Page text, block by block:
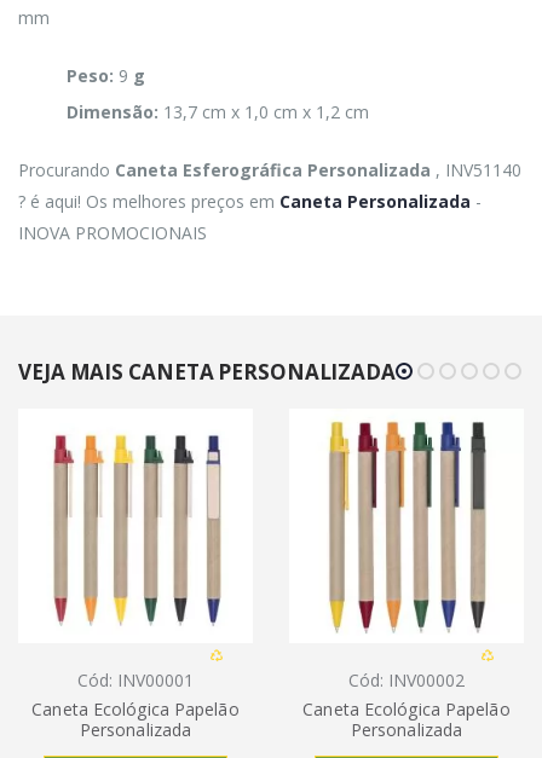
mm
Peso: 9 g
Dimensão: 13,7 cm x 1,0 cm x 1,2 cm
Procurando Caneta Esferográfica Personalizada , INV51140
? é aqui! Os melhores preços em Caneta Personalizada -
INOVA PROMOCIONAIS
VEJA MAIS CANETA PERSONALIZADA
Cód: INV00001
Caneta Ecológica Papelão
Personalizada
Cód: INV00002
Caneta Ecológica Papelão
Personalizada